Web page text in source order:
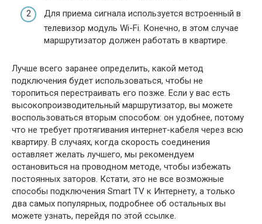
Для приема сигнала используется встроенный в
телевизор модуль Wi-Fi. Конечно, в этом случае
маршрутизатор должен работать в квартире.
Лучше всего заранее определить, какой метод
подключения будет использоваться, чтобы не
торопиться перестраивать его позже. Если у вас есть
высокопроизводительный маршрутизатор, вы можете
воспользоваться вторым способом: он удобнее, потому
что не требует протягивания интернет-кабеля через всю
квартиру. В случаях, когда скорость соединения
оставляет желать лучшего, мы рекомендуем
остановиться на проводном методе, чтобы избежать
постоянных заторов. Кстати, это не все возможные
способы подключения Smart TV к Интернету, а только
два самых популярных, подробнее об остальных вы
можете узнать, перейдя по этой ссылке.